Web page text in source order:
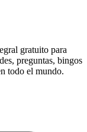
gratuito para
preguntas, bingos
todo el mundo.